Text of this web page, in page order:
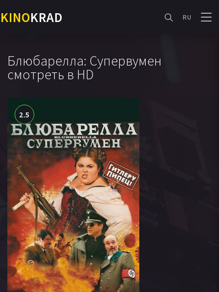
KINOKRAD RU
Блюбарелла: Супервумен
смотреть в HD
2.5